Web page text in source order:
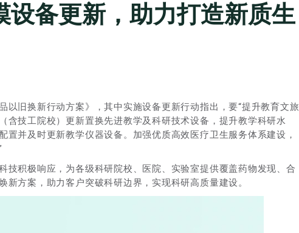
设备更新，助力打造新质生
以旧换新行动方案》，其中实施设备更新行动指出，要“提升教育文旅
含技工院校）更新置换先进教学及科研技术设备，提升教学科研水
并及时更新教学仪器设备。加强优质高效医疗卫生服务体系建设，
技积极响应，为各级科研院校、医院、实验室提供覆盖药物发现、合
方案，助力客户突破科研边界，实现科研高质量建设。